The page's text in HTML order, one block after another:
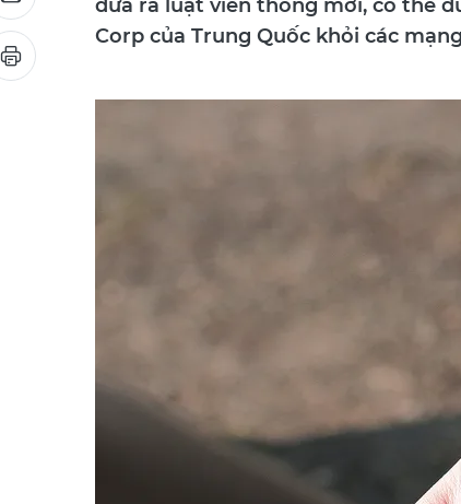
đưa ra luật viễn thông mới, có thể
Corp của Trung Quốc khỏi các